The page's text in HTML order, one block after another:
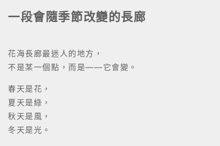
一段會隨季節改變的長廊
花海長廊最迷人的地方，
不是某一個點，而是——它會變。
春天是花，
夏天是綠，
秋天是風，
冬天是光。